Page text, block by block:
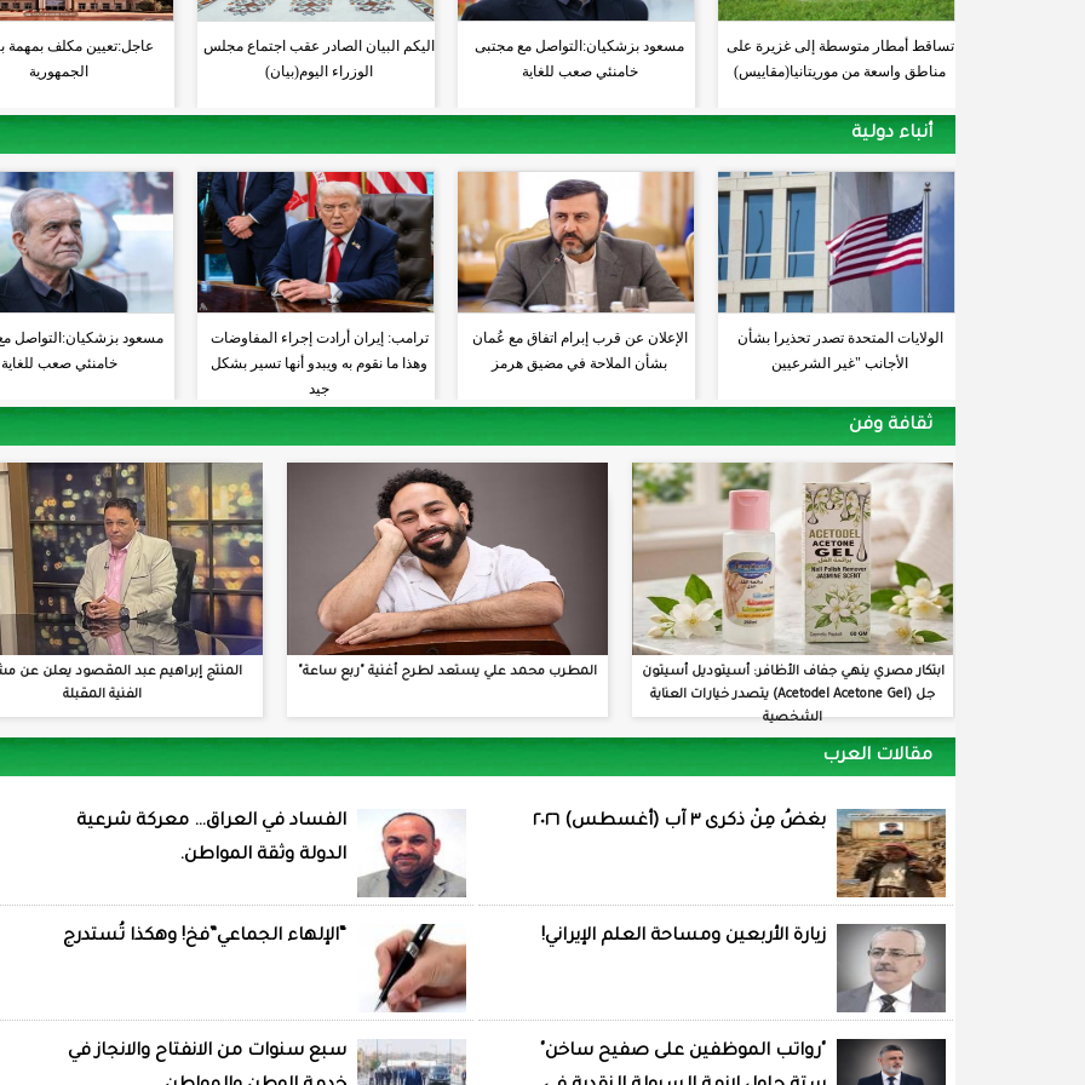
تساقط أمطار متوسطة إلى غزيرة على
مناطق واسعة من موريتانيا(مقاييس)
مسعود بزشكيان:التواصل مع مجتبى
خامنئي صعب للغاية
اليكم البيان الصادر عقب اجتماع مجلس
الوزراء اليوم(بيان)
عاجل:تعيين مكلف بمهمة
الجمهورية
أنباء دولية
الولايات المتحدة تصدر تحذيرا بشأن
الأجانب "غير الشرعيين
الإعلان عن قرب إبرام اتفاق مع عُمان
بشأن الملاحة في مضيق هرمز
ترامب: إيران أرادت إجراء المفاوضات
وهذا ما نقوم به ويبدو أنها تسير بشكل
جيد
مسعود بزشكيان:التواصل
خامنئي صعب للغاية
ثقافة وفن
ابتكار مصري ينهي جفاف الأظافر: أسيتوديل أسيتون
جل (Acetodel Acetone Gel) يتصدر خيارات العناية
الشخصية
المطرب محمد علي يستعد لطرح أغنية "ربع ساعة"
المنتج إبراهيم عبد المقصود يعلن عن
الفنية المقبلة
مقالات العرب
بغضُ مِنْ ذكرى ٣ آب (أغسطس) ٢٠٢٦
الفساد في العراق… معركة شرعية
الدولة وثقة المواطن.
زيارة الأربعين ومساحة العلم الإيراني! “الإلهاء الجماعي”فخ! وهكذا تُستدرج
"رواتب الموظفين على صفيح ساخن"
سبع سنوات من الانفتاح والانجاز في